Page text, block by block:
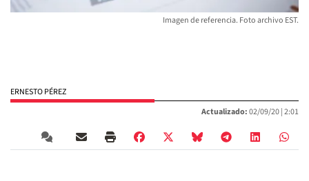
Imagen de referencia. Foto archivo EST.
ERNESTO PÉREZ
Actualizado:02/09/20 |2:01